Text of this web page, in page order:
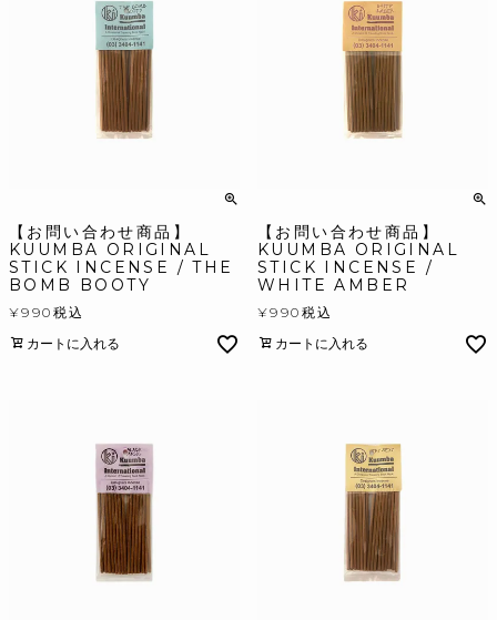
【お問い合わせ商品】
KUUMBA ORIGINAL
STICK INCENSE / THE
BOMB BOOTY
¥990 税込
カートに入れる
【お問い合わせ商品】
KUUMBA ORIGINAL
STICK INCENSE /
WHITE AMBER
¥990 税込
カートに入れる